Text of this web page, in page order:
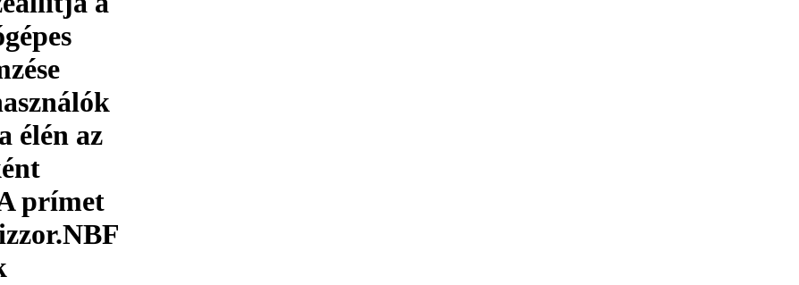
élén az
prímet